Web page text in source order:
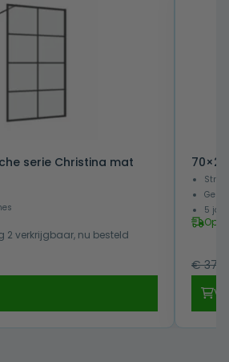
serie Christina mat
2 verkrijgbaar, nu besteld
329,00.
5
Op
€